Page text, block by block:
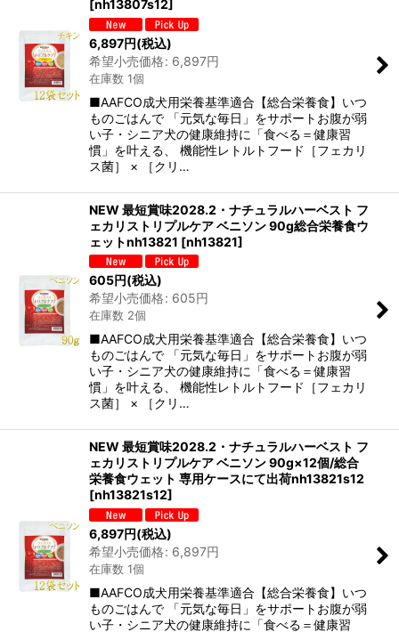
[nh13807s12]
6,897円(税込)
希望小売価格: 6,897円
在庫数 1個
■AAFCO成犬用栄養基準適合【総合栄養食】いつ
ものごはんで 「元気な毎日」をサポートお腹が弱
い子・シニア犬の健康維持に「食べる＝健康習
慣」を叶える、 機能性レトルトフード［フェカリ
ス菌］ × ［クリ…
NEW 最短賞味2028.2・ナチュラルハーベスト フ
ェカリストリプルケア ベニソン 90g総合栄養食ウ
ェットnh13821 [nh13821]
605円(税込)
希望小売価格: 605円
在庫数 2個
■AAFCO成犬用栄養基準適合【総合栄養食】いつ
ものごはんで 「元気な毎日」をサポートお腹が弱
い子・シニア犬の健康維持に「食べる＝健康習
慣」を叶える、 機能性レトルトフード［フェカリ
ス菌］ × ［クリ…
NEW 最短賞味2028.2・ナチュラルハーベスト フ
ェカリストリプルケア ベニソン 90g×12個/総合
栄養食ウェット 専用ケースにて出荷nh13821s12
[nh13821s12]
6,897円(税込)
希望小売価格: 6,897円
在庫数 1個
■AAFCO成犬用栄養基準適合【総合栄養食】いつ
ものごはんで 「元気な毎日」をサポートお腹が弱
い子・シニア犬の健康維持に「食べる＝健康習